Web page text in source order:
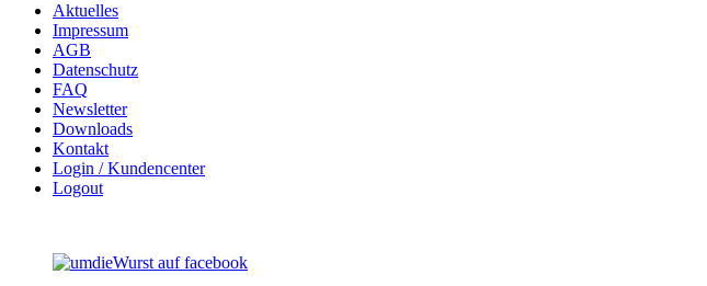
Aktuelles
Impressum
AGB
Datenschutz
FAQ
Newsletter
Downloads
Kontakt
Login / Kundencenter
Logout